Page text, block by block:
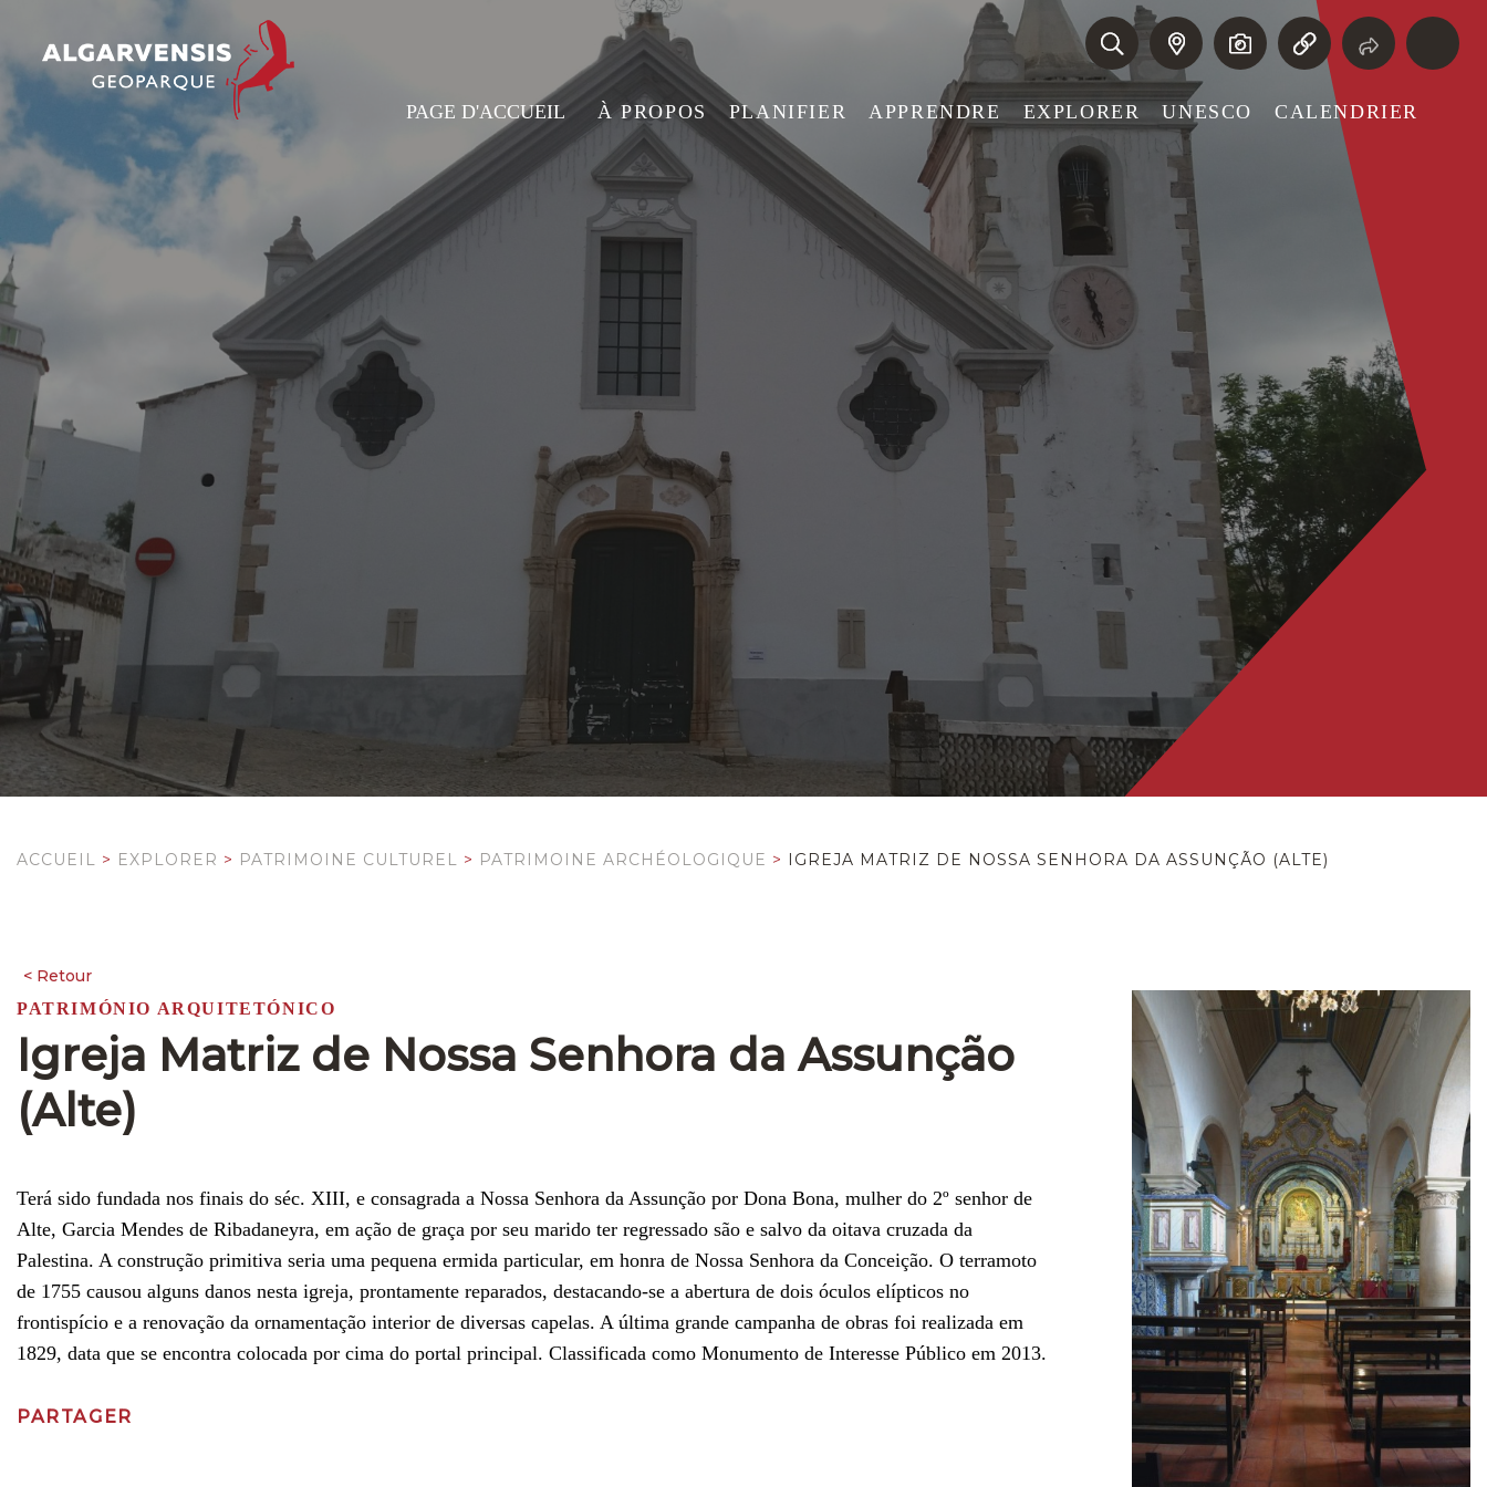
PAGE D'ACCUEIL À PROPOS PLANIFIER APPRENDRE EXPLORER UNESCO CALENDRIER
ACCUEIL > EXPLORER > PATRIMOINE CULTUREL > PATRIMOINE ARCHÉOLOGIQUE > IGREJA MATRIZ DE NOSSA SENHORA DA ASSUNÇÃO (ALTE)
PATRIMÓNIO ARQUITETÓNICO
Igreja Matriz de Nossa Senhora da Assunção
(Alte)
Terá sido fundada nos finais do séc. XIII, e consagrada a Nossa Senhora da Assunção por Dona Bona, mulher do 2º senhor de
Alte, Garcia Mendes de Ribadaneyra, em ação de graça por seu marido ter regressado são e salvo da oitava cruzada da
Palestina. A construção primitiva seria uma pequena ermida particular, em honra de Nossa Senhora da Conceição. O terramoto
de 1755 causou alguns danos nesta igreja, prontamente reparados, destacando-se a abertura de dois óculos elípticos no
frontispício e a renovação da ornamentação interior de diversas capelas. A última grande campanha de obras foi realizada em
1829, data que se encontra colocada por cima do portal principal. Classificada como Monumento de Interesse Público em 2013.
PARTAGER